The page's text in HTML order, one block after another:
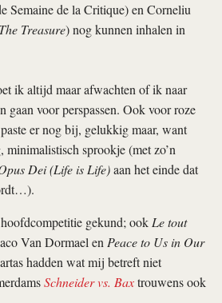
Semaine de la Critique) en Corneliu
The Treasure) nog kunnen inhalen in
ik altijd maar afwachten of ik naar
gaan voor perspassen. Ook voor roze
er nog bij, gelukkig maar, want
minimalistisch sprookje (met zo’n
Dei (Life is Life)aan het einde dat
gekund; ookLe tout
Van Dormael enPeace to Us in Our
hadden wat mij betreft niet
Schneider vs. Baxtrouwens ook